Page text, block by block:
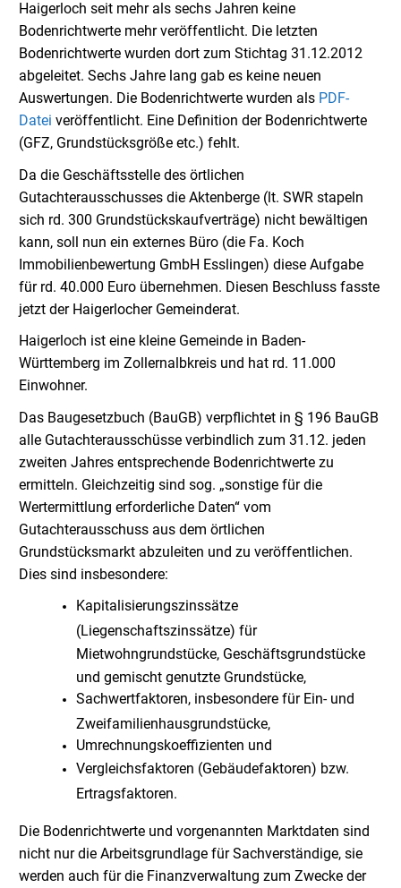
Haigerloch seit mehr als sechs Jahren keine
Bodenrichtwerte mehr veröffentlicht. Die letzten
Bodenrichtwerte wurden dort zum Stichtag 31.12.2012
abgeleitet. Sechs Jahre lang gab es keine neuen
Auswertungen. Die Bodenrichtwerte wurden als PDF-
Datei veröffentlicht. Eine Definition der Bodenrichtwerte
(GFZ, Grundstücksgröße etc.) fehlt.
Da die Geschäftsstelle des örtlichen
Gutachterausschusses die Aktenberge (lt. SWR stapeln
sich rd. 300 Grundstückskaufverträge) nicht bewältigen
kann, soll nun ein externes Büro (die Fa. Koch
Immobilienbewertung GmbH Esslingen) diese Aufgabe
für rd. 40.000 Euro übernehmen. Diesen Beschluss fasste
jetzt der Haigerlocher Gemeinderat.
Haigerloch ist eine kleine Gemeinde in Baden-
Württemberg im Zollernalbkreis und hat rd. 11.000
Einwohner.
Das Baugesetzbuch (BauGB) verpflichtet in § 196 BauGB
alle Gutachterausschüsse verbindlich zum 31.12. jeden
zweiten Jahres entsprechende Bodenrichtwerte zu
ermitteln. Gleichzeitig sind sog. „sonstige für die
Wertermittlung erforderliche Daten“ vom
Gutachterausschuss aus dem örtlichen
Grundstücksmarkt abzuleiten und zu veröffentlichen.
Dies sind insbesondere:
Kapitalisierungszinssätze
(Liegenschaftszinssätze) für
Mietwohngrundstücke, Geschäftsgrundstücke
und gemischt genutzte Grundstücke,
Sachwertfaktoren, insbesondere für Ein- und
Zweifamilienhausgrundstücke,
Umrechnungskoeffizienten und
Vergleichsfaktoren (Gebäudefaktoren) bzw.
Ertragsfaktoren.
Die Bodenrichtwerte und vorgenannten Marktdaten sind
nicht nur die Arbeitsgrundlage für Sachverständige, sie
werden auch für die Finanzverwaltung zum Zwecke der